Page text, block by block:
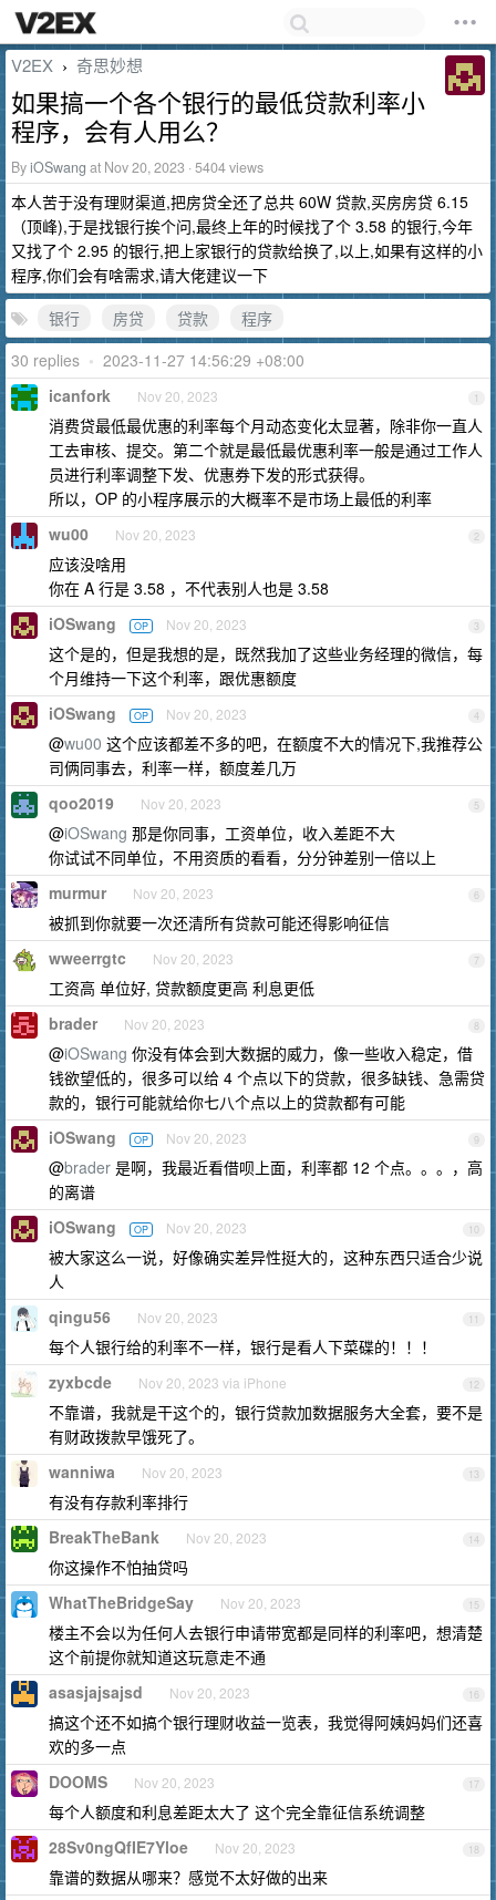
V2EX › 奇思妙想
如果搞一个各个银行的最低贷款利率小
程序，会有人用么？
ByiOSwang at Nov 20, 2023 · 5404 views
本人苦于没有理财渠道,把房贷全还了总共 60W 贷款,买房房贷 6.15
（顶峰),于是找银行挨个问,最终上年的时候找了个 3.58 的银行,今年
又找了个 2.95 的银行,把上家银行的贷款给换了,以上,如果有这样的小
程序,你们会有啥需求,请大佬建议一下
银行
房贷 贷款
程序
30 replies • 2023-11-27 14:56:29 +08:00
1
icanfork Nov 20, 2023
消费贷最低最优惠的利率每个月动态变化太显著，除非你一直人
工去审核、提交。第二个就是最低最优惠利率一般是通过工作人
员进行利率调整下发、优惠券下发的形式获得。
所以，OP 的小程序展示的大概率不是市场上最低的利率
2
wu00 Nov 20, 2023
应该没啥用
你在 A 行是 3.58 ，不代表别人也是 3.58
3
iOSwang OP Nov 20, 2023
这个是的，但是我想的是，既然我加了这些业务经理的微信，每
个月维持一下这个利率，跟优惠额度
4
iOSwang OP Nov 20, 2023
@wu00 这个应该都差不多的吧，在额度不大的情况下,我推荐公
司俩同事去，利率一样，额度差几万
5
qoo2019 Nov 20, 2023
@iOSwang 那是你同事，工资单位，收入差距不大
你试试不同单位，不用资质的看看，分分钟差别一倍以上
6
murmur Nov 20, 2023
被抓到你就要一次还清所有贷款可能还得影响征信
7
wweerrgtc Nov 20, 2023
工资高 单位好, 贷款额度更高 利息更低
8
brader Nov 20, 2023
@iOSwang 你没有体会到大数据的威力，像一些收入稳定，借
钱欲望低的，很多可以给 4 个点以下的贷款，很多缺钱、急需贷
款的，银行可能就给你七八个点以上的贷款都有可能
9
iOSwang OP Nov 20, 2023
@brader 是啊，我最近看借呗上面，利率都 12 个点。。。，高
的离谱
10
iOSwang OP Nov 20, 2023
被大家这么一说，好像确实差异性挺大的，这种东西只适合少说
人
11
qingu56 Nov 20, 2023
每个人银行给的利率不一样，银行是看人下菜碟的！！！
12
zyxbcde Nov 20, 2023 via iPhone
不靠谱，我就是干这个的，银行贷款加数据服务大全套，要不是
有财政拨款早饿死了。
13
wanniwa Nov 20, 2023
有没有存款利率排行
14
BreakTheBank Nov 20, 2023
你这操作不怕抽贷吗
15
WhatTheBridgeSay Nov 20, 2023
楼主不会以为任何人去银行申请带宽都是同样的利率吧，想清楚
这个前提你就知道这玩意走不通
16
asasjajsajsd Nov 20, 2023
搞这个还不如搞个银行理财收益一览表，我觉得阿姨妈妈们还喜
欢的多一点
17
DOOMS Nov 20, 2023
每个人额度和利息差距太大了 这个完全靠征信系统调整
18
28Sv0ngQfIE7Yloe Nov 20, 2023
靠谱的数据从哪来？感觉不太好做的出来